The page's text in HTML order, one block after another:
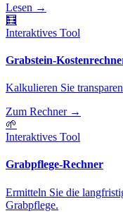
Lesen →
🧮
Interaktives Tool
Grabstein-
Kalkulieren Sie
Zum Rechner →
🌱
Interaktives Tool
Grabpflege-Rechner
Ermitteln Sie die
Grabpflege.